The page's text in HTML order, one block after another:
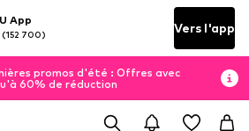
App
(152 700) Vers l'app
promos d'été : Offres avec
60% de réduction